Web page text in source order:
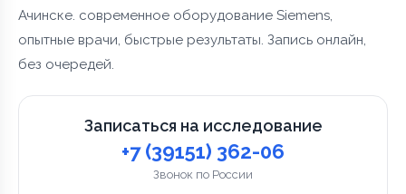
Ачинске. современное оборудование Siemens,
опытные врачи, быстрые результаты. Запись онлайн,
без очередей.
Записаться на исследование
+7 (39151) 362-06
Звонок по России